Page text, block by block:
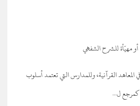
مهيّأة للشرح الشفهي
القرآنية، وللمدارس التي تعتمد أسلوب
كمرجع ل...